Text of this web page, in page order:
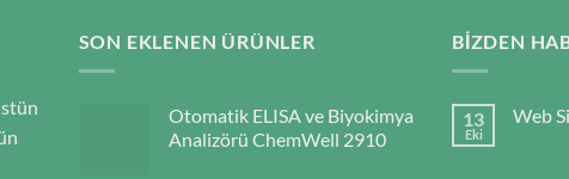
SON EKLENEN ÜRÜNLER
Otomatik ELISA ve Biyokimya
Analizörü ChemWell 2910
BIZDEN
13
Eki
Web